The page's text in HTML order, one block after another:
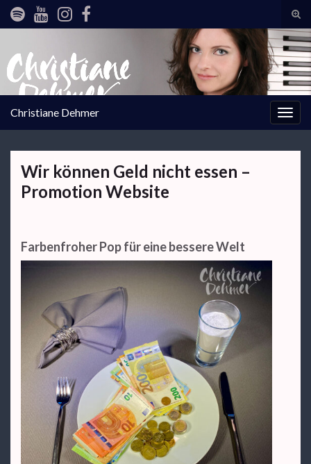
Christiane Dehmer
Wir können Geld nicht essen –
Promotion Website
Farbenfroher Pop für eine bessere Welt